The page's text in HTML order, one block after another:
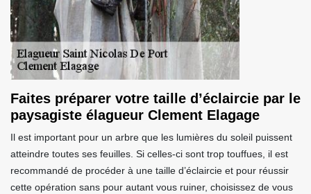
Faites préparer votre taille d’éclaircie par le
paysagiste élagueur Clement Elagage
Il est important pour un arbre que les lumières du soleil puissent
atteindre toutes ses feuilles. Si celles-ci sont trop touffues, il est
recommandé de procéder à une taille d’éclaircie et pour réussir
cette opération sans pour autant vous ruiner, choisissez de vous